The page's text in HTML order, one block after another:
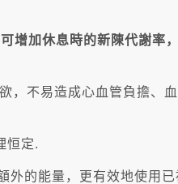
加休息時的新陳代謝率
，不易造成心血管負擔、
恒定.
的能量，更有效地使用